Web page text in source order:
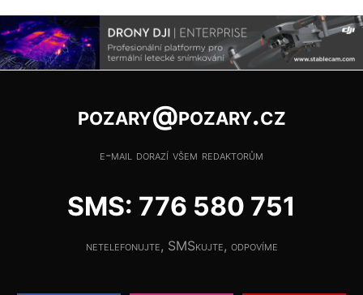
pozary@pozary.cz
e-mail dorazí všem redaktorům
SMS: 776 580 751
netelefonujte, SMSkujte, odpovíme